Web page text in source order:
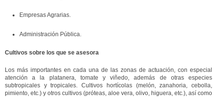
Empresas Agrarias.
Administración Pública.
Cultivos sobre los que se asesora
Los más importantes en cada una de las zonas de actuación, con especial
atención a la platanera, tomate y viñedo, además de otras especies
subtropicales y tropicales. Cultivos hortícolas (melón, zanahoria, cebolla,
pimiento, etc.) y otros cultivos (próteas, aloe vera, olivo, higuera, etc.), así como